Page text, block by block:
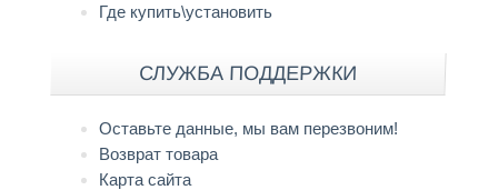
Где купить\установить
СЛУЖБА ПОДДЕРЖКИ
Оставьте данные, мы вам перезвоним!
Возврат товара
Карта сайта